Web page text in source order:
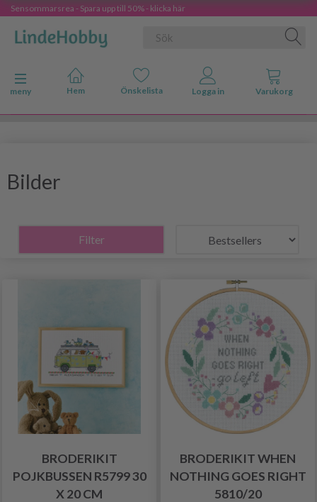
Sensommarsrea - Spara upp till 50% - klicka här
Ändra navigering
meny
Bilder
Filter
BRODERIKIT
POJKBUSSEN R5799 30
X 20 CM
BRODERIKIT WHEN
NOTHING GOES RIGHT
5810/20